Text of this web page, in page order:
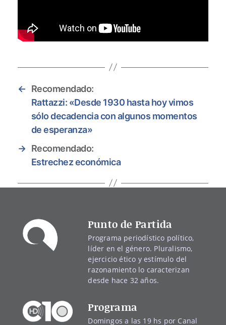
←
Recomendado:
Rattazzi: «Desde 1930 hasta hoy vimos
sólo decadencia con algunos momentos
de esperanza»
→ Recomendado:
Estrechez económica
Punto de Partida
Programa periodístico político,
líder en el género. Pluralismo,
ejercicio ético y estímulo del
razonamiento lo caracterizan
desde hace 32 años.
Programa
Domingos a las 19 hs por Canal